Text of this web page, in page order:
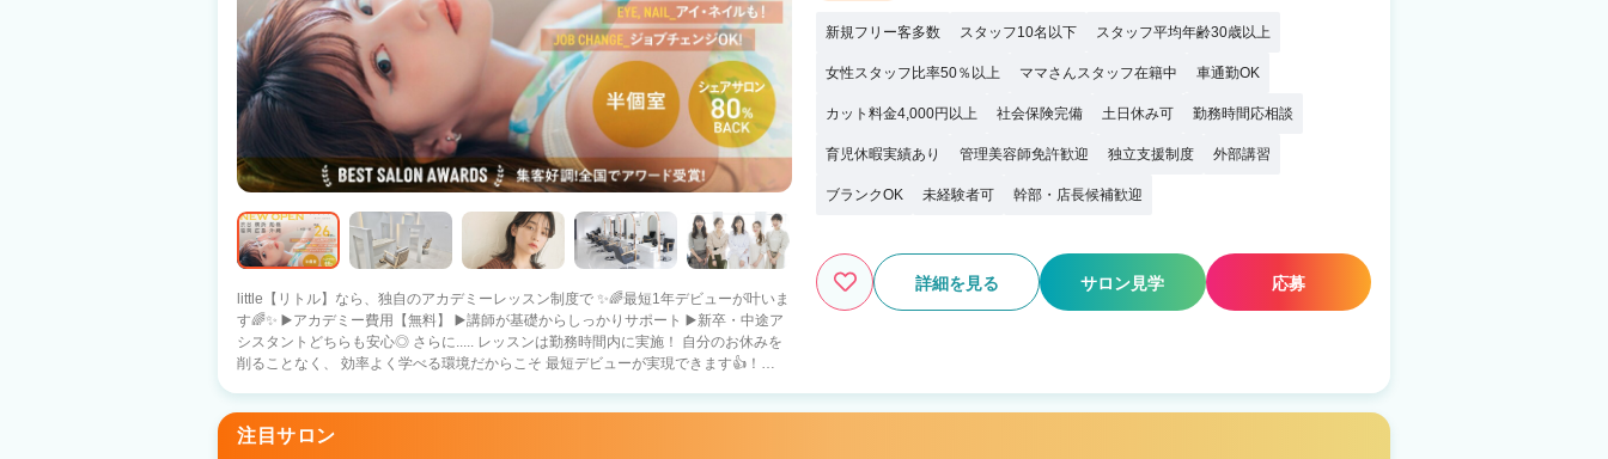
little【リトル】なら、独自のアカデミーレッスン制度で ✨🌈最短1年デビューが叶いま
す🌈✨ ▶️アカデミー費用【無料】 ▶️講師が基礎からしっかりサポート ▶️新卒・中途ア
シスタントどちらも安心◎ さらに..... レッスンは勤務時間内に実施！ 自分のお休みを
削ることなく、 効率よく学べる環境だからこそ 最短デビューが実現できます👍！
トとして活躍したい🌀 そんな方には..... 3か月～半年後デビュープランあり！ ✅基本給
26万円スタート👑 ✅デビュースタイリストの平均給与35万円💎 即戦力の方をしっかり
新規フリー客多数 スタッフ10名以下 スタッフ平均年齢30歳以上
女性スタッフ比率50％以上 ママさんスタッフ在籍中 車通勤OK
カット料金4,000円以上 社会保険完備 土日休み可 勤務時間応相談
育児休暇実績あり 管理美容師免許歓迎 独立支援制度 外部講習
ブランクOK 未経験者可 幹部・店長候補歓迎
詳細を見る サロン見学 応募
注目サロン